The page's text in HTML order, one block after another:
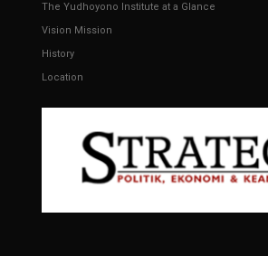
The Yudhoyono Institute at a Glance
Vision Mission
History
Location